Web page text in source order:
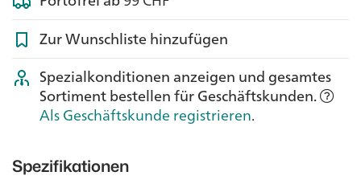
Zur Wunschliste hinzufügen
Spezialkonditionen anzeigen und gesamtes
Sortiment bestellen für Geschäftskunden.
Als Geschäftskunde registrieren.
Spezifikationen